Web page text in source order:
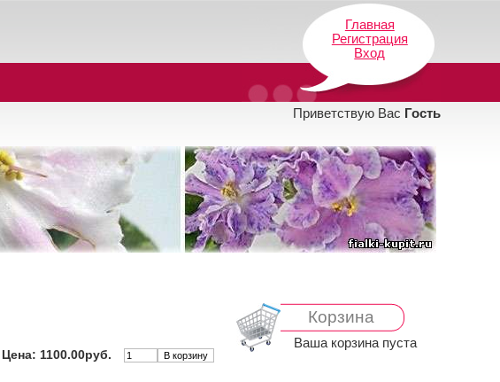
Главная
Регистрация
Вход
Приветствую Вас Гость
Цена: 1100.00руб.
Корзина
Ваша корзина пуста